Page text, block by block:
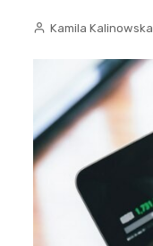
Kamila Kalinowska